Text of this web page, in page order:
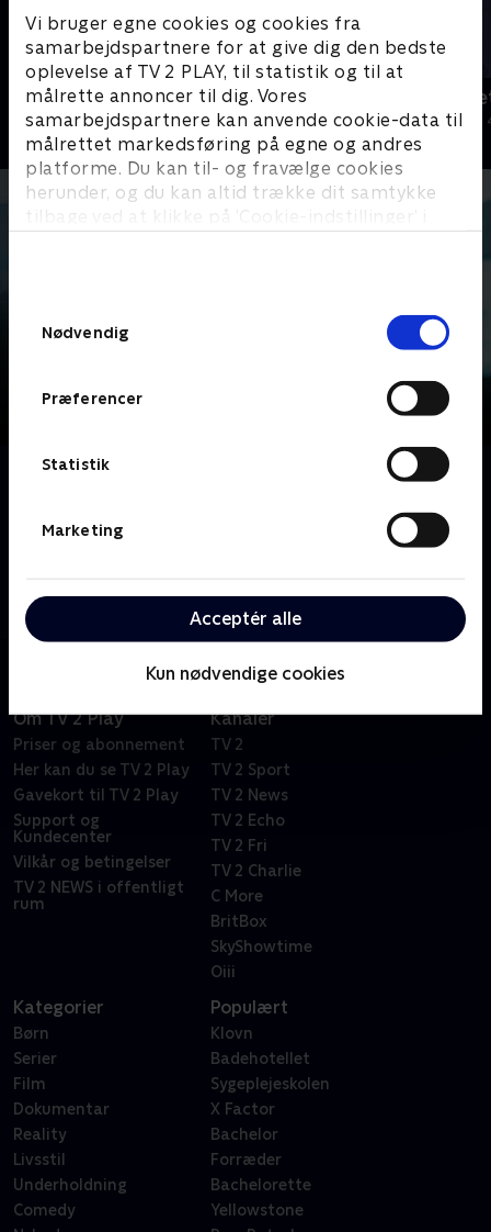
Vi bruger egne cookies og cookies fra
samarbejdspartnere for at give dig den bedste
oplevelse af TV 2 PLAY, til statistik og til at
målrette annoncer til dig. Vores
samarbejdspartnere kan anvende cookie-data til
målrettet markedsføring på egne og andres
platforme. Du kan til- og fravælge cookies
herunder, og du kan altid trække dit samtykke
tilbage ved at klikke på ’Cookie-indstillinger’ i
Nødvendig
Præferencer
Statistik
Marketing
Acceptér alle
Kun nødvendige cookies
Hofleverandørerne
Livsstil • 2 sæsoner
Jul på
2020 • Livsstil •
Om Det brændte gods
Sydsjælland og store dele af godset udbrændte. Det
lange rejse
Om TV 2 Play
Priser og abonnement
Her kan du se TV 2 Play
Gavekort til TV 2 Play
Support og
Kundecenter
Vilkår og betingelser
TV 2 NEWS i offentligt
rum
Kanaler
TV 2
TV 2 Sport
TV 2 News
TV 2 Echo
TV 2 Fri
TV 2 Charlie
C More
BritBox
SkyShowtime
Oiii
Kategorier
Børn
Serier
Film
Dokumentar
Reality
Livsstil
Underholdning
Comedy
Populært
Klovn
Badehotellet
Sygeplejeskolen
X Factor
Bachelor
Forræder
Bachelorette
Yellowstone